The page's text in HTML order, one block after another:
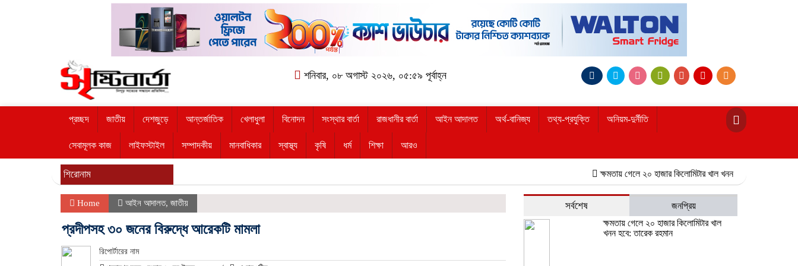
শনিবার, ০৮ অগাস্ট ২০২৬, ০৫:৫৯ পূর্বাহ্ন
প্রচ্ছদ জাতীয় দেশজুড়ে আন্তর্জাতিক খেলাধুলা বিনোদন সংস্থার বার্তা রাজধানীর বার্তা আইন আদালত অর্থ-বানিজ্য তথ্য-প্রযুক্তি অনিয়ম-দুর্নীতি
সেবামূলক কাজ লাইফস্টাইল সম্পাদকীয় মানবাধিকার স্বাস্থ্য কৃষি ধর্ম শিক্ষা আরও
শিরোনাম ক্ষমতায় গেলে ২০ হাজার কিলোমিটার খাল খনন হবে: তারেক রহমান
Home আইন আদালত, জাতীয়
প্রদীপসহ ৩০ জনের বিরুদ্ধে আরেকটি মামলা
রিপোর্টারের নাম
সর্বশেষ
জনপ্রিয়
ক্ষমতায় গেলে ২০ হাজার কিলোমিটার খাল
খনন হবে: তারেক রহমান